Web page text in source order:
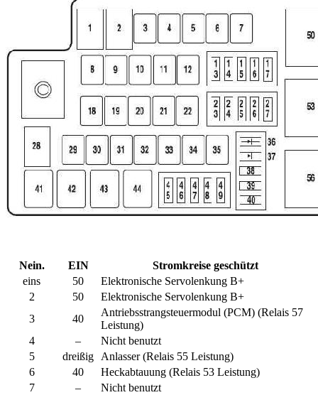
Nein. EIN
Stromkreise geschützt
eins
50
Elektronische Servolenkung B+
2
50
Elektronische Servolenkung B+
3
40
Antriebsstrangsteuermodul (PCM) (Relais 57
Leistung)
4
–
Nicht benutzt
5
dreißig
Anlasser (Relais 55 Leistung)
6
40
Heckabtauung (Relais 53 Leistung)
7
–
Nicht benutzt